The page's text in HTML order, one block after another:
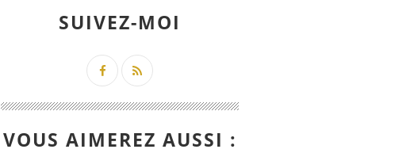
SUIVEZ-MOI
VOUS AIMEREZ AUSSI :